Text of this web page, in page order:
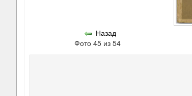
Назад
Фото 45 из 54